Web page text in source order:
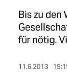
Bis zu den
für nötig.
11.6.2013